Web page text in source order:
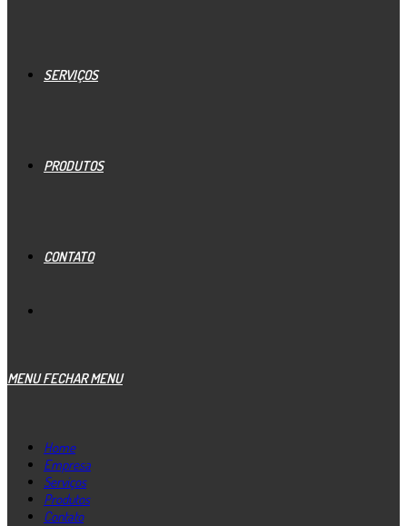
SERVIÇOS
PRODUTOS
CONTATO
MENU FECHAR MENU
Home
Empresa
Serviços
Produtos
Contato